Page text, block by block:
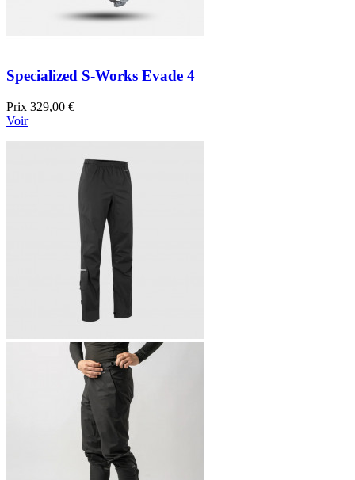
Specialized S-Works Evade 4
Prix 329,00 €
Voir